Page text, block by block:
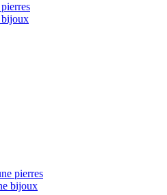
pierres
bijoux